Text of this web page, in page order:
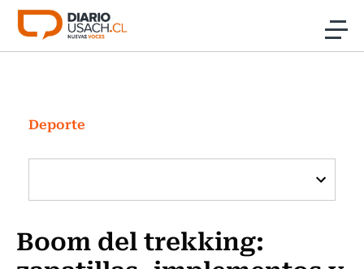
Click acá para ir directamente al contenido
Investigación
Cultura
Programas Radio y TV Usach
Deporte
Boom del trekking: